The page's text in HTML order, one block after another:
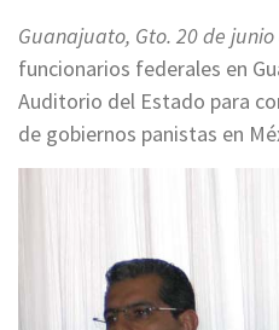
Guanajuato, Gto. 20 de junio
funcionarios federales en
Auditorio del Estado para
de gobiernos panistas en